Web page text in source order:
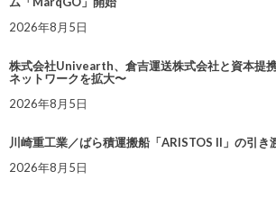
2026年8月5日
株式会社Univearth、倉吉運送株式会社と資本提
ネットワークを拡大〜
2026年8月5日
川崎重工業／ばら積運搬船「ARISTOS II」の引き
2026年8月5日